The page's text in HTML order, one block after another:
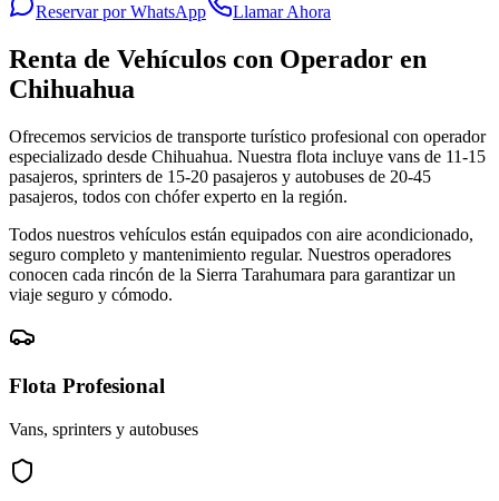
Reservar por WhatsApp Llamar Ahora
Renta de Vehículos con Operador en
Chihuahua
Ofrecemos servicios de transporte turístico profesional con operador
especializado desde Chihuahua. Nuestra flota incluye vans de 11-15
pasajeros, sprinters de 15-20 pasajeros y autobuses de 20-45
pasajeros, todos con chófer experto en la región.
Todos nuestros vehículos están equipados con aire acondicionado,
seguro completo y mantenimiento regular. Nuestros operadores
conocen cada rincón de la Sierra Tarahumara para garantizar un
viaje seguro y cómodo.
Flota Profesional
Vans, sprinters y autobuses